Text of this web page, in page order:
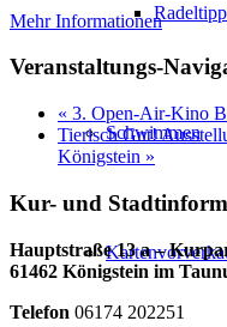
Schwimmen
Mehr Informationen
Veranstaltungs-
« 3. Open-Air-Kino
Tierisch Gut!
Königstein »
Kur- und
Hauptstraße 13 a –
61462 Königstein im
Telefon 06174 202251